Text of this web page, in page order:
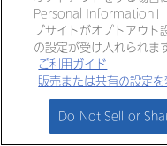
ホーム 製品情報
大塚メディカルデ
リンク
ご利用ガイド
Personal Information」
ブサイトがオプトアウト
の設定が受け入れられます
ご利用ガイド
販売または共有の設定
Do Not Sell or